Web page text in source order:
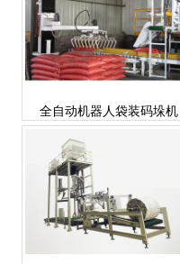
全自动机器人袋装码垛机
全自动吨袋包装机